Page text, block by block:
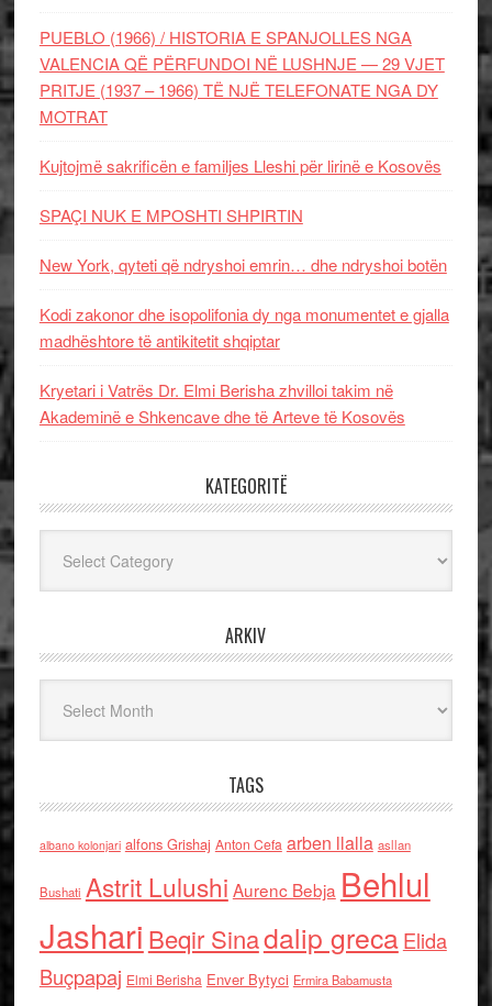
PUEBLO (1966) / HISTORIA E SPANJOLLES NGA
VALENCIA QË PËRFUNDOI NË LUSHNJE — 29 VJET
PRITJE (1937 – 1966) TË NJË TELEFONATE NGA DY
MOTRAT
Kujtojmë sakrificën e familjes Lleshi për lirinë e Kosovës
SPAÇI NUK E MPOSHTI SHPIRTIN
New York, qyteti që ndryshoi emrin… dhe ndryshoi botën
Kodi zakonor dhe isopolifonia dy nga monumentet e gjalla
madhështore të antikitetit shqiptar
Kryetari i Vatrës Dr. Elmi Berisha zhvilloi takim në
Akademinë e Shkencave dhe të Arteve të Kosovës
KATEGORITË
ARKIV
TAGS
albano kolonjari alfons Grishaj Anton Cefa arben llalla asllan
Bushati Astrit Lulushi Aurenc Bebja Behlul
Jashari Beqir Sinadalip grecaElida
Buçpapaj Elmi Berisha Enver Bytyci Ermira Babamusta